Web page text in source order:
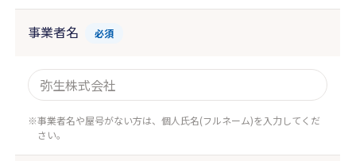
事業者名 必須
事業者名や屋号がない方は、個人氏名(フルネーム)を入力してくだ
さい。